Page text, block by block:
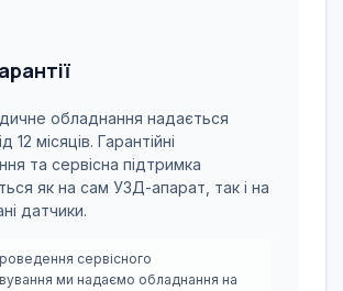
обладнання надається
12 місяців. Гарантійні
та сервісна підтримка
як на сам УЗД-апарат, так і на
датчики.
сервісного
ми надаємо обладнання на